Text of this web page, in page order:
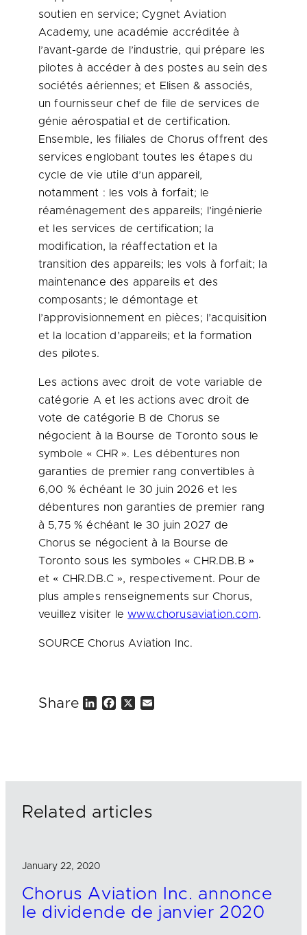
soutien en service; Cygnet Aviation
Academy, une académie accréditée à
l’avant-garde de l’industrie, qui prépare les
pilotes à accéder à des postes au sein des
sociétés aériennes; et Elisen & associés,
un fournisseur chef de file de services de
génie aérospatial et de certification.
Ensemble, les filiales de Chorus offrent des
services englobant toutes les étapes du
cycle de vie utile d’un appareil,
notamment : les vols à forfait; le
réaménagement des appareils; l’ingénierie
et les services de certification; la
modification, la réaffectation et la
transition des appareils; les vols à forfait; la
maintenance des appareils et des
composants; le démontage et
l’approvisionnement en pièces; l’acquisition
et la location d’appareils; et la formation
des pilotes.
Les actions avec droit de vote variable de
catégorie A et les actions avec droit de
vote de catégorie B de Chorus se
négocient à la Bourse deToronto sous le
symbole « CHR ». Les débentures non
garanties de premier rang convertibles à
6,00 % échéant le 30 juin 2026 et les
débentures non garanties de premier rang
à 5,75 % échéant le 30 juin 2027 de
Chorus se négocient à la Bourse de
Toronto sous les symboles « CHR.DB.B »
et « CHR.DB.C », respectivement. Pour de
plus amples renseignements sur Chorus,
veuillez visiter lewww.chorusaviation.com.
SOURCE Chorus Aviation Inc.
Share
Related articles
January 22, 2020
Chorus Aviation Inc. annonce
le dividende de janvier 2020